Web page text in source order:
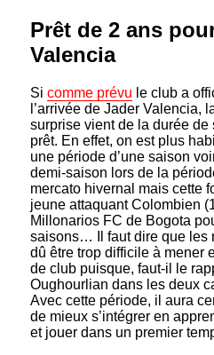
Prêt de 2 ans
Valencia
Sicomme prévu le club a
l’arrivée de Jader Valencia,
surprise vient de la durée de
prêt. En effet, on est plus
une période d’une saison
demi-saison lors de la
mercato hivernal mais cette
jeune attaquant Colombien
Millonarios FC de Bogota
saisons… Il faut dire que les
dû être trop difficile à mener
de club puisque, faut-il le
Oughourlian dans les deux
Avec cette période, il aura
de mieux s’intégrer en
et jouer dans un premier